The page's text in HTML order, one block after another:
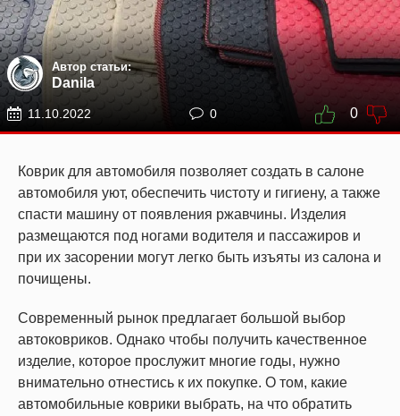
Автор статьи:
Danila
11.10.2022 0 0
Коврик для автомобиля позволяет создать в салоне
автомобиля уют, обеспечить чистоту и гигиену, а также
спасти машину от появления ржавчины. Изделия
размещаются под ногами водителя и пассажиров и
при их засорении могут легко быть изъяты из салона и
почищены.
Современный рынок предлагает большой выбор
автоковриков. Однако чтобы получить качественное
изделие, которое прослужит многие годы, нужно
внимательно отнестись к их покупке. О том, какие
автомобильные коврики выбрать, на что обратить